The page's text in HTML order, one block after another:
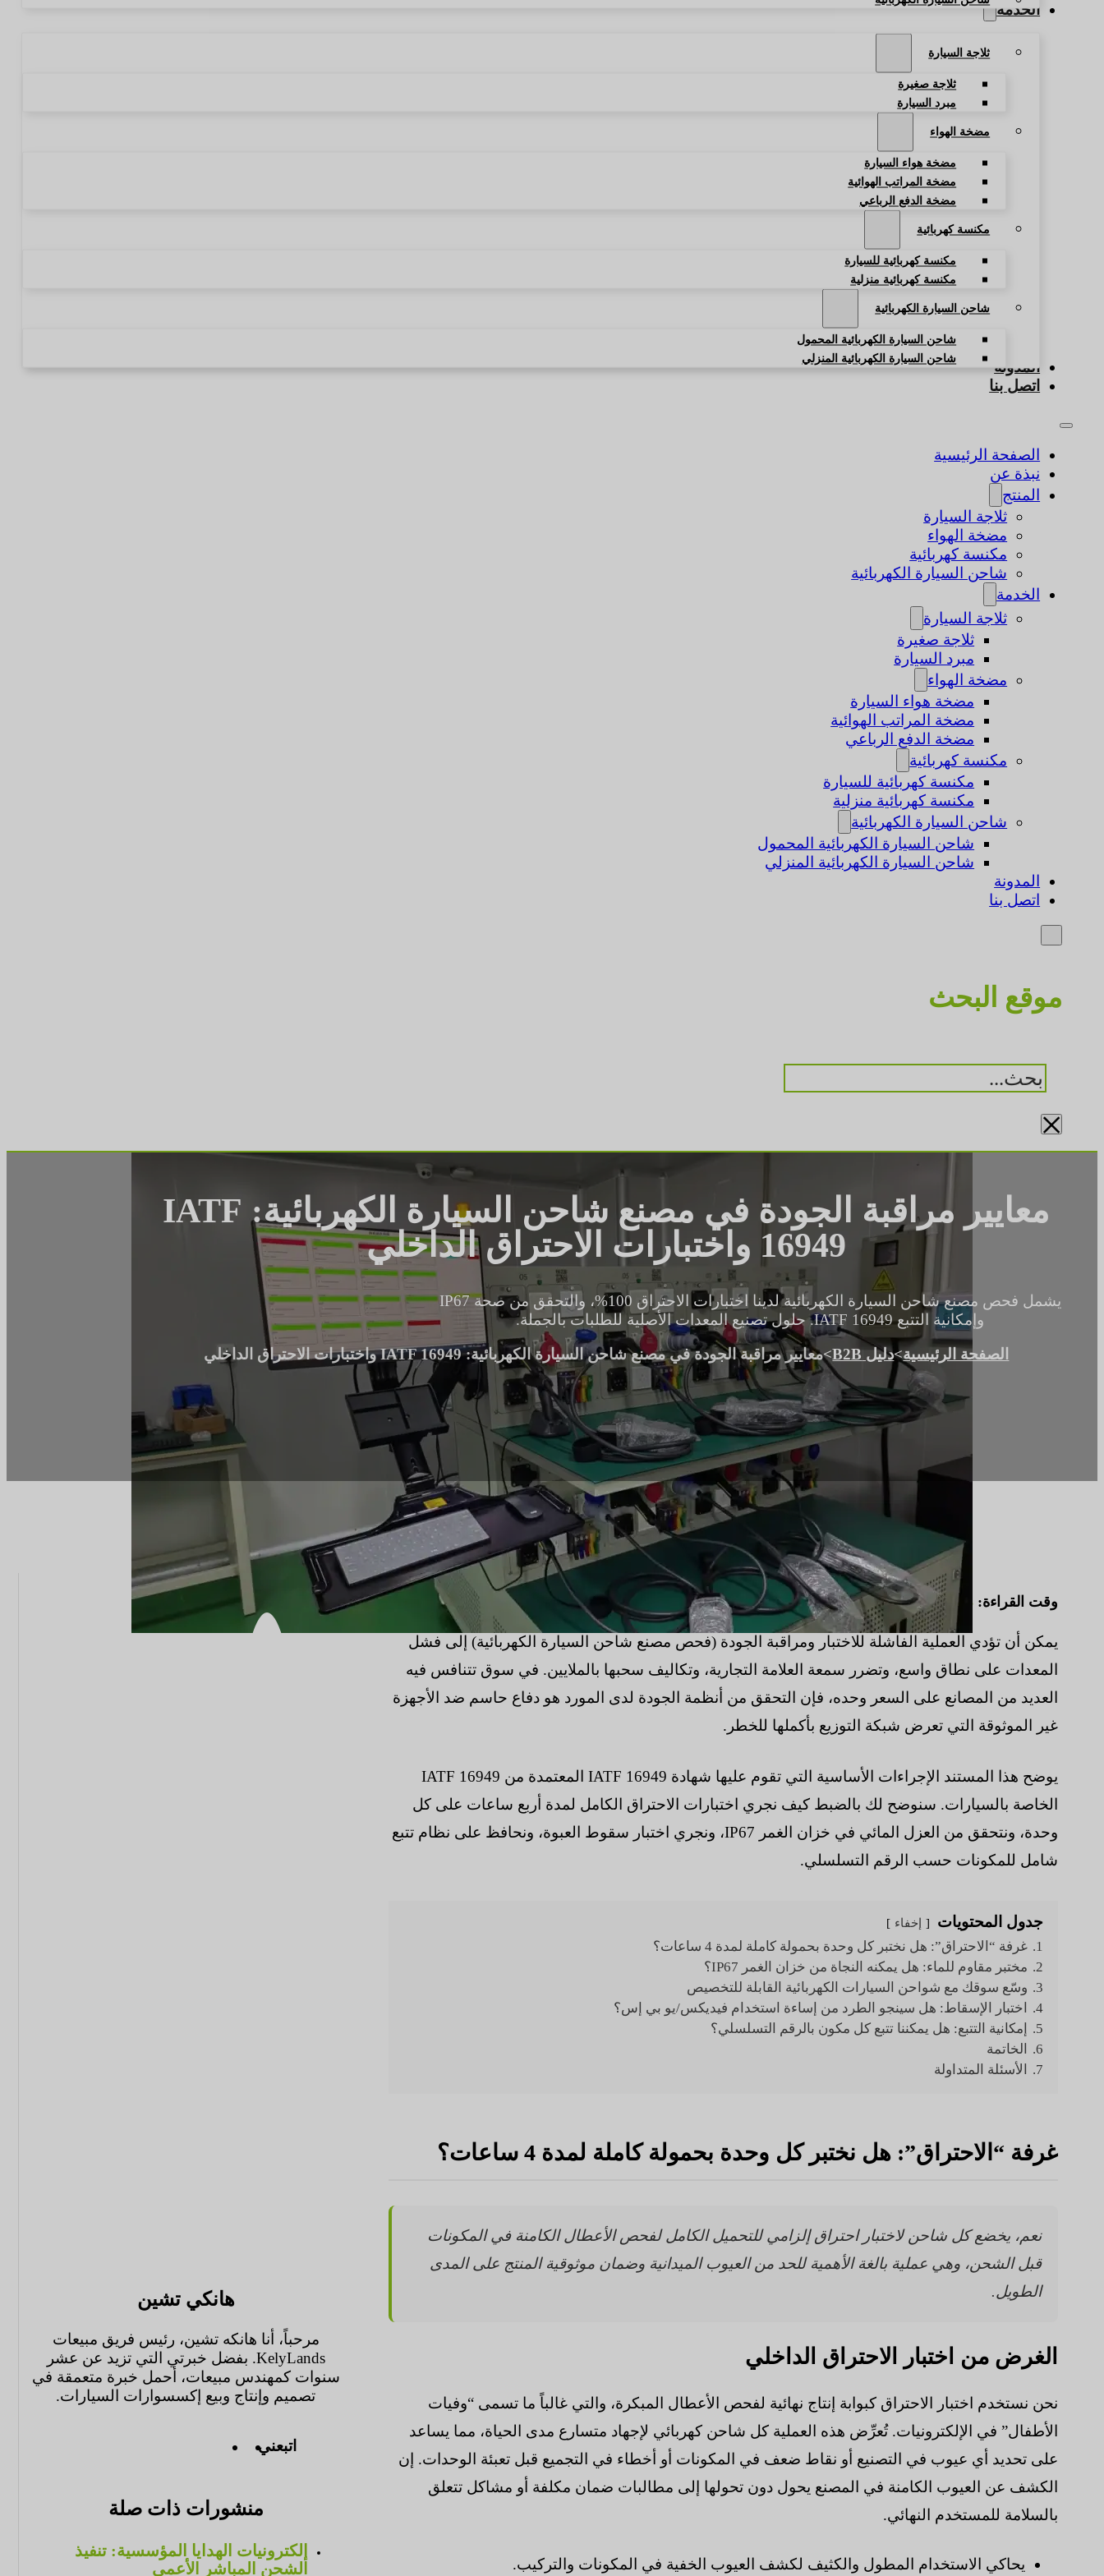
الخدمة
ثلاجة السيارة
ثلاجة صغيرة
مبرد السيارة
مضخة الهواء
مضخة هواء السيارة
مضخة المراتب الهوائية
مضخة الدفع الرباعي
مكنسة كهربائية
مكنسة كهربائية للسيارة
مكنسة كهربائية منزلية
شاحن السيارة الكهربائية
شاحن السيارة الكهربائية المحمول
شاحن السيارة الكهربائية المنزلي
المدونة
اتصل بنا
الصفحة الرئيسية
نبذة عن
المنتج
ثلاجة السيارة
مضخة الهواء
مكنسة كهربائية
شاحن السيارة الكهربائية
الخدمة
ثلاجة السيارة
ثلاجة صغيرة
مبرد السيارة
مضخة الهواء
مضخة هواء السيارة
مضخة المراتب الهوائية
مضخة الدفع الرباعي
مكنسة كهربائية
مكنسة كهربائية للسيارة
مكنسة كهربائية منزلية
شاحن السيارة الكهربائية
شاحن السيارة الكهربائية المحمول
شاحن السيارة الكهربائية المنزلي
المدونة
اتصل بنا
موقع البحث
×
معايير مراقبة الجودة في مصنع شاحن السيارة الكهربائية: IATF
16949 واختبارات الاحتراق الداخلي
يشمل فحص مصنع شاحن السيارة الكهربائية لدينا اختبارات الاحتراق 100%، والتحقق من صحة IP67
وإمكانية التتبع IATF 16949. حلول تصنيع المعدات الأصلية للطلبات بالجملة.
الصفحة الرئيسية>دليل B2B >معايير مراقبة الجودة في مصنع شاحن السيارة الكهربائية: IATF 16949 واختبارات الاحتراق الداخلي
وقت القراءة: 8 دقائق |عدد الكلمات: 2072
يمكن أن تؤدي العملية الفاشلة للاختبار ومراقبة الجودة (فحص مصنع شاحن السيارة الكهربائية) إلى فشل
المعدات على نطاق واسع، وتضرر سمعة العلامة التجارية، وتكاليف سحبها بالملايين. في سوق تتنافس فيه
العديد من المصانع على السعر وحده، فإن التحقق من أنظمة الجودة لدى المورد هو دفاع حاسم ضد الأجهزة
غير الموثوقة التي تعرض شبكة التوزيع بأكملها للخطر.
يوضح هذا المستند الإجراءات الأساسية التي تقوم عليها شهادة IATF 16949 المعتمدة من IATF 16949
الخاصة بالسيارات. سنوضح لك بالضبط كيف نجري اختبارات الاحتراق الكامل لمدة أربع ساعات على كل
وحدة، ونتحقق من العزل المائي في خزان الغمر IP67، ونجري اختبار سقوط العبوة، ونحافظ على نظام تتبع
شامل للمكونات حسب الرقم التسلسلي.
جدول المحتويات إخفاء
1. غرفة “الاحتراق”: هل نختبر كل وحدة بحمولة كاملة لمدة 4 ساعات؟
2.
مختبر مقاوم للماء: هل يمكنه النجاة من خزان الغمر IP67؟
3. وسّع سوقك مع شواحن السيارات الكهربائية القابلة للتخصيص
4.
اختبار الإسقاط: هل سينجو الطرد من إساءة استخدام فيديكس/يو بي إس؟
5.
إمكانية التتبع: هل يمكننا تتبع كل مكون بالرقم التسلسلي؟
6.
الخاتمة
7.
الأسئلة المتداولة
غرفة “الاحتراق”: هل نختبر كل وحدة بحمولة كاملة لمدة 4 ساعات؟
نعم، يخضع كل شاحن لاختبار احتراق إلزامي للتحميل الكامل لفحص الأعطال الكامنة في المكونات
قبل الشحن، وهي عملية بالغة الأهمية للحد من العيوب الميدانية وضمان موثوقية المنتج على المدى
الطويل.
الغرض من اختبار الاحتراق الداخلي
نحن نستخدم اختبار الاحتراق كبوابة إنتاج نهائية لفحص الأعطال المبكرة، والتي غالباً ما تسمى “وفيات
الأطفال” في الإلكترونيات. تُعرِّض هذه العملية كل شاحن كهربائي لإجهاد متسارع مدى الحياة، مما يساعد
على تحديد أي عيوب في التصنيع أو نقاط ضعف في المكونات أو أخطاء في التجميع قبل تعبئة الوحدات. إن
الكشف عن العيوب الكامنة في المصنع يحول دون تحولها إلى مطالبات ضمان مكلفة أو مشاكل تتعلق
بالسلامة للمستخدم النهائي.
يحاكي الاستخدام المطول والكثيف لكشف العيوب الخفية في المكونات والتركيب.
هانكي تشين
مرحباً، أنا هانكه تشين، رئيس فريق مبيعات
KelyLands. بفضل خبرتي التي تزيد عن عشر
سنوات كمهندس مبيعات، أحمل خبرة متعمقة في
تصميم وإنتاج وبيع إكسسوارات السيارات.
اتبعني
منشورات ذات صلة
إلكترونيات الهدايا المؤسسية: تنفيذ
الشحن المباشر الأعمى